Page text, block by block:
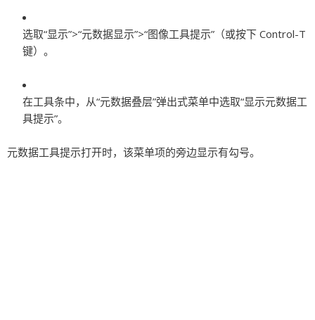
选取“显示”>“元数据显示”>“图像工具提示”（或按下 Control-T
键）。
在工具条中，从“元数据叠层”弹出式菜单中选取“显示元数据工
具提示”。
元数据工具提示打开时，该菜单项的旁边显示有勾号。